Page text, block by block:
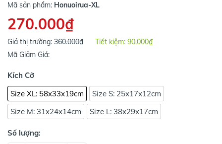
Mã sản phẩm: Honuoirua-XL
270.000₫
Giá thị trường: 360.000₫ Tiết kiệm: 90.000₫
Mã Giảm Giá:
Kích Cỡ
Size XL: 58x33x19cm
Size S: 25x17x12cm
Size M: 31x24x14cm
Size L: 38x29x17cm
Số lượng: